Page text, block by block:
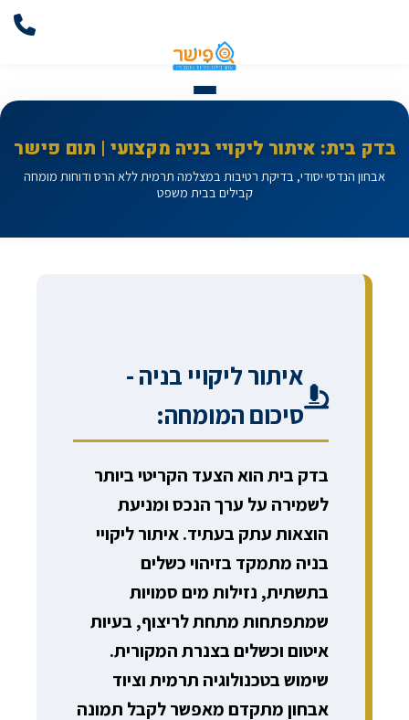
בדק בית: איתור ליקויי בניה מקצועי | תום פישר
אבחון הנדסי יסודי, בדיקת רטיבות במצלמה תרמית ללא הרס ודוחות מומחה
קבילים בבית משפט
איתור ליקויי בניה -
סיכום המומחה:
בדק בית הוא הצעד הקריטי ביותר
לשמירה על ערך הנכס ומניעת
הוצאות עתק בעתיד. איתור ליקויי
בניה מתמקד בזיהוי כשלים
בתשתית, נזילות מים סמויות
שמתפתחות מתחת לריצוף, בעיות
איטום וכשלים בצנרת המקורית.
שימוש בטכנולוגיה תרמית וציוד
אבחון מתקדם מאפשר לקבל תמונה